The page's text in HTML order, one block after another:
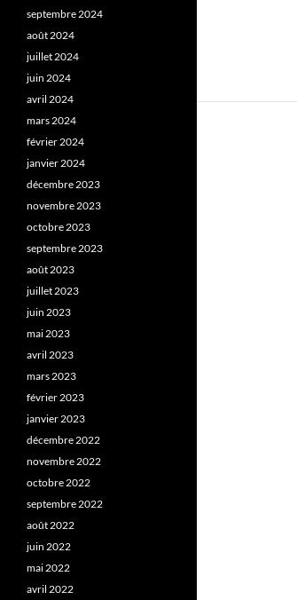
septembre 2024
août 2024
juillet 2024
juin 2024
avril 2024
mars 2024
février 2024
janvier 2024
décembre 2023
novembre 2023
octobre 2023
septembre 2023
août 2023
juillet 2023
juin 2023
mai 2023
avril 2023
mars 2023
février 2023
janvier 2023
décembre 2022
novembre 2022
octobre 2022
septembre 2022
août 2022
juin 2022
mai 2022
avril 2022